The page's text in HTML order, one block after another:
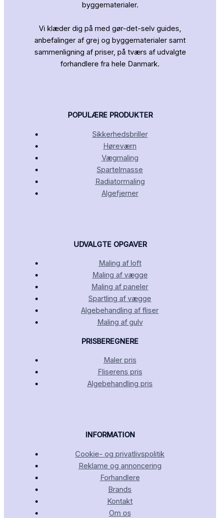
byggematerialer.
Vi klæder dig på med gør-det-selv guides,
anbefalinger af grej og byggematerialer samt
sammenligning af priser, på tværs af udvalgte
forhandlere fra hele Danmark.
POPULÆRE PRODUKTER
Sikkerhedsbriller
Høreværn
Vægmaling
Spartelmasse
Radiatormaling
Algefjerner
UDVALGTE OPGAVER
Maling af loft
Maling af vægge
Maling af paneler
Spartling af vægge
Algebehandling af fliser
Maling af gulv
PRISBEREGNERE
Maler pris
Fliserens pris
Algebehandling pris
INFORMATION
Cookie- og privatlivspolitik
Reklame og annoncering
Forhandlere
Brands
Kontakt
Om os